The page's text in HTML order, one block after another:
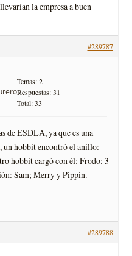
la empresa a buen
#289787
Temas: 2
Respuestas: 31
Total: 33
de ESDLA, ya que es una
un hobbit encontró el anillo:
hobbit cargó con él: Frodo; 3
Sam; Merry y Pippin.
#289788